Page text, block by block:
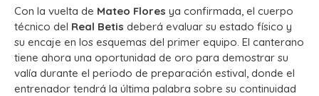
Con la vuelta de Mateo Flores ya confirmada, el cuerpo
técnico del Real Betis deberá evaluar su estado físico y
su encaje en los esquemas del primer equipo. El canterano
tiene ahora una oportunidad de oro para demostrar su
valía durante el periodo de preparación estival, donde el
entrenador tendrá la última palabra sobre su continuidad